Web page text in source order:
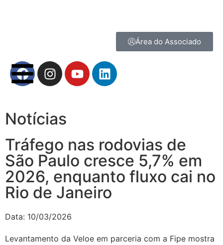
Área do Associado
Notícias
Tráfego nas rodovias de
São Paulo cresce 5,7% em
2026, enquanto fluxo cai no
Rio de Janeiro
Data: 10/03/2026
Levantamento da Veloe em parceria com a Fipe mostra